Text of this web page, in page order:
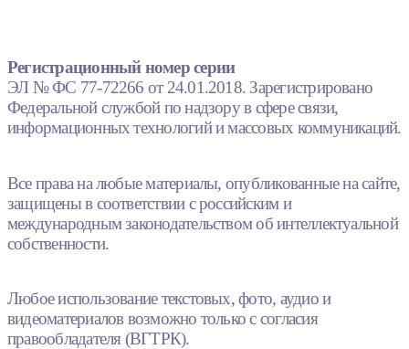
Регистрационный номер серии
ЭЛ № ФС 77-72266 от 24.01.2018. Зарегистрировано
Федеральной службой по надзору в сфере связи,
информационных технологий и массовых коммуникаций.
Все права на любые материалы, опубликованные на сайте,
защищены в соответствии с российским и
международным законодательством об интеллектуальной
собственности.
Любое использование текстовых, фото, аудио и
видеоматериалов возможно только с согласия
правообладателя (ВГТРК).